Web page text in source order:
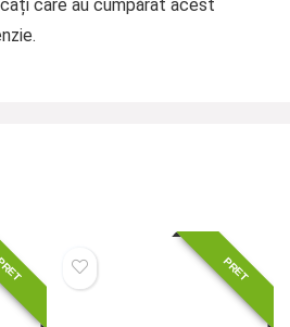
care au cumpărat acest
PRET